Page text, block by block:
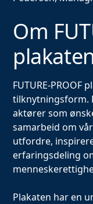
Om
FUTURE-PROOF
tilknytningsform.
aktører som
samarbeid om
utfordre,
erfaringsdeling
Plakaten har en